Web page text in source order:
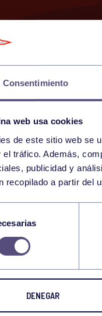
Consentimiento
web usa cookies
de este sitio web se
el tráfico. Además,
publicidad y
recopilado a partir del
DENEGAR
2024
JUN 2024